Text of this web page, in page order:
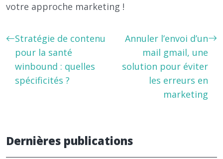
votre approche marketing !
Stratégie de contenu
pour la santé
winbound : quelles
spécificités ?
Annuler l’envoi d’un
mail gmail, une
solution pour éviter
les erreurs en
marketing
Dernières publications